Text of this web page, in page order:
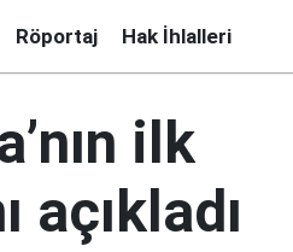
Röportaj Hak İhlalleri
ilk
açıkladı